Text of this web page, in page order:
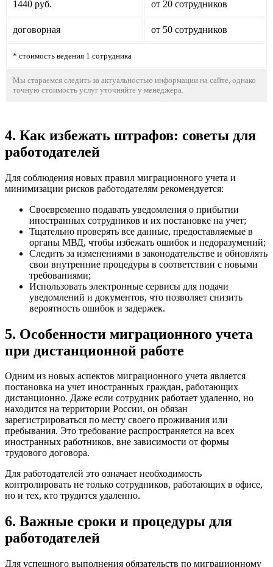
1440 руб. от 20 сотрудников
договорная от 50 сотрудников
* стоимость ведения 1 сотрудника
Мы стараемся следить за актуальностью информации на сайте, однако
точную стоимость услуг уточняйте у менеджера.
4. Как избежать штрафов: советы для
работодателей
Для соблюдения новых правил миграционного учета и
минимизации рисков работодателям рекомендуется:
Своевременно подавать уведомления о прибытии
иностранных сотрудников и их постановке на учет;
Тщательно проверять все данные, предоставляемые в
органы МВД, чтобы избежать ошибок и недоразумений;
Следить за изменениями в законодательстве и обновлять
свои внутренние процедуры в соответствии с новыми
требованиями;
Использовать электронные сервисы для подачи
уведомлений и документов, что позволяет снизить
вероятность ошибок и задержек.
5. Особенности миграционного учета
при дистанционной работе
Одним из новых аспектов миграционного учета является
постановка на учет иностранных граждан, работающих
дистанционно. Даже если сотрудник работает удаленно, но
находится на территории России, он обязан
зарегистрироваться по месту своего проживания или
пребывания. Это требование распространяется на всех
иностранных работников, вне зависимости от формы
трудового договора.
Для работодателей это означает необходимость
контролировать не только сотрудников, работающих в офисе,
но и тех, кто трудится удаленно.
6. Важные сроки и процедуры для
работодателей
Для успешного выполнения обязательств по миграционному